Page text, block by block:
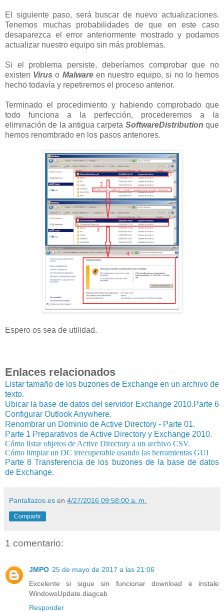
El siguiente paso, será buscar de nuevo actualizaciones.
Tenemos muchas probabilidades de que en este caso
desaparezca el error anteriormente mostrado y podamos
actualizar nuestro equipo sin más problemas.
Si el problema persiste, deberíamos comprobar que no
existen Viruso Malware en nuestro equipo, si no lo hemos
hecho todavía y repetiremos el proceso anterior.
Terminado el procedimiento y habiendo comprobado que
todo funciona a la perfección, procederemos a la
eliminación de la antigua carpeta SoftwareDistribution que
hemos renombrado en los pasos anteriores.
Espero os sea de utilidad.
Enlaces relacionados
Listar tamaño de los buzones de Exchange en un archivo de
texto.
Ubicar la base de datos del servidor Exchange 2010.Parte 6
Configurar Outlook Anywhere.
Renombrar un Dominio de Active Directory - Parte 01.
Parte 1 Preparativos de Active Directory y Exchange 2010.
Cómo listar objetos de Active Directory a un archivo CSV.
Cómo limpiar un DC irrecuperable usando las herramientas GUI
Parte 8 Transferencia de los buzones de la base de datos
de Exchange.
Pantallazos.es en 4/27/2016 09:58:00 a. m.
Compartir
1 comentario:
JMPO 25 de mayo de 2017 a las 21:06
Excelente si sigue sin funcionar download e instale
WindowsUpdate.diagcab
Responder